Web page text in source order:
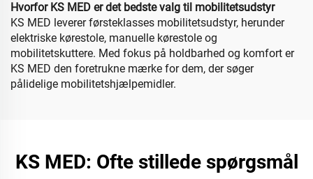
Hvorfor KS MED er det bedste valg til mobilitetsudstyr
KS MED leverer førsteklasses mobilitetsudstyr, herunder
elektriske kørestole, manuelle kørestole og
mobilitetskuttere. Med fokus på holdbarhed og komfort er
KS MED den foretrukne mærke for dem, der søger
pålidelige mobilitetshjælpemidler.
KS MED: Ofte stillede spørgsmål